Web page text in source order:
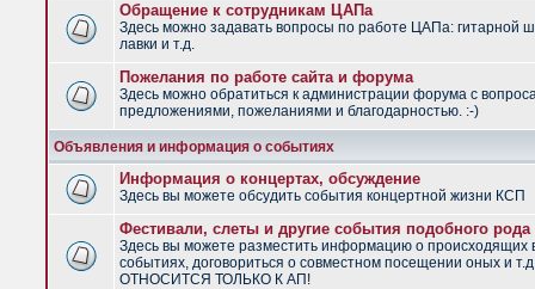
Обращение к сотрудникам ЦАПа
Здесь можно задавать вопросы по работе ЦАПа: гитарной
лавки и т.д.
Пожелания по работе сайта и форума
Здесь можно обратиться к администрации форума с
предложениями, пожеланиями и благодарностью. :-)
Объявления и информация о событиях
Информация о концертах, обсуждение
Здесь вы можете обсудить события концертной жизни КСП
Фестивали, слеты и другие события подобного рода
Здесь вы можете разместить информацию о
событиях, договориться о совместном посещении оных и
ОТНОСИТСЯ ТОЛЬКО К АП!